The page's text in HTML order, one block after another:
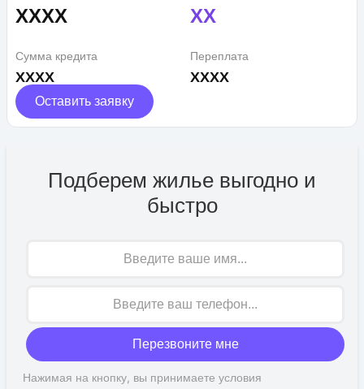
XXXX XX
Сумма кредита
XXXX
Переплата
XXXX
Оставить заявку
Подберем жилье выгодно и
быстро
Перезвоните мне
Нажимая на кнопку, вы принимаете условия